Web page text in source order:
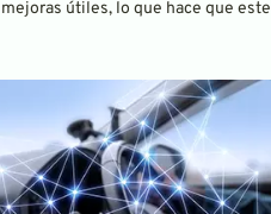
útiles, lo que hace que este